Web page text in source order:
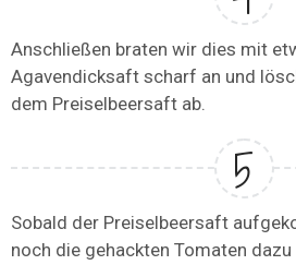
Anschließen braten wir dies mit
Agavendicksaft scharf an und
dem Preiselbeersaft ab.
Sobald der Preiselbeersaft
noch die gehackten Tomaten